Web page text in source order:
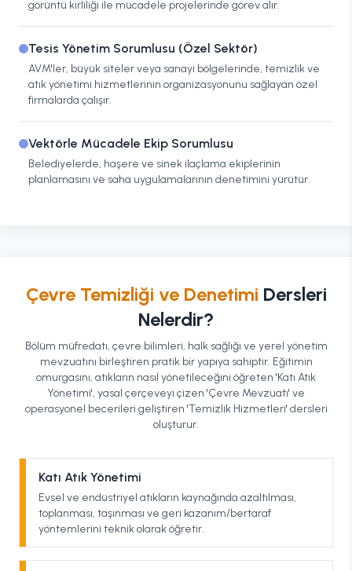
görüntü kirliliği ile mücadele projelerinde görev alır.
Tesis Yönetim Sorumlusu (Özel Sektör)
AVM'ler, büyük siteler veya sanayi bölgelerinde, temizlik ve
atık yönetimi hizmetlerinin organizasyonunu sağlayan özel
firmalarda çalışır.
Vektörle Mücadele Ekip Sorumlusu
Belediyelerde, haşere ve sinek ilaçlama ekiplerinin
planlamasını ve saha uygulamalarının denetimini yürütür.
Çevre Temizliği ve Denetimi Dersleri
Nelerdir?
Bölüm müfredatı, çevre bilimleri, halk sağlığı ve yerel yönetim
mevzuatını birleştiren pratik bir yapıya sahiptir. Eğitimin
omurgasını, atıkların nasıl yönetileceğini öğreten 'Katı Atık
Yönetimi', yasal çerçeveyi çizen 'Çevre Mevzuatı' ve
operasyonel becerileri geliştiren 'Temizlik Hizmetleri' dersleri
oluşturur.
Katı Atık Yönetimi
Evsel ve endüstriyel atıkların kaynağında azaltılması,
toplanması, taşınması ve geri kazanım/bertaraf
yöntemlerini teknik olarak öğretir.